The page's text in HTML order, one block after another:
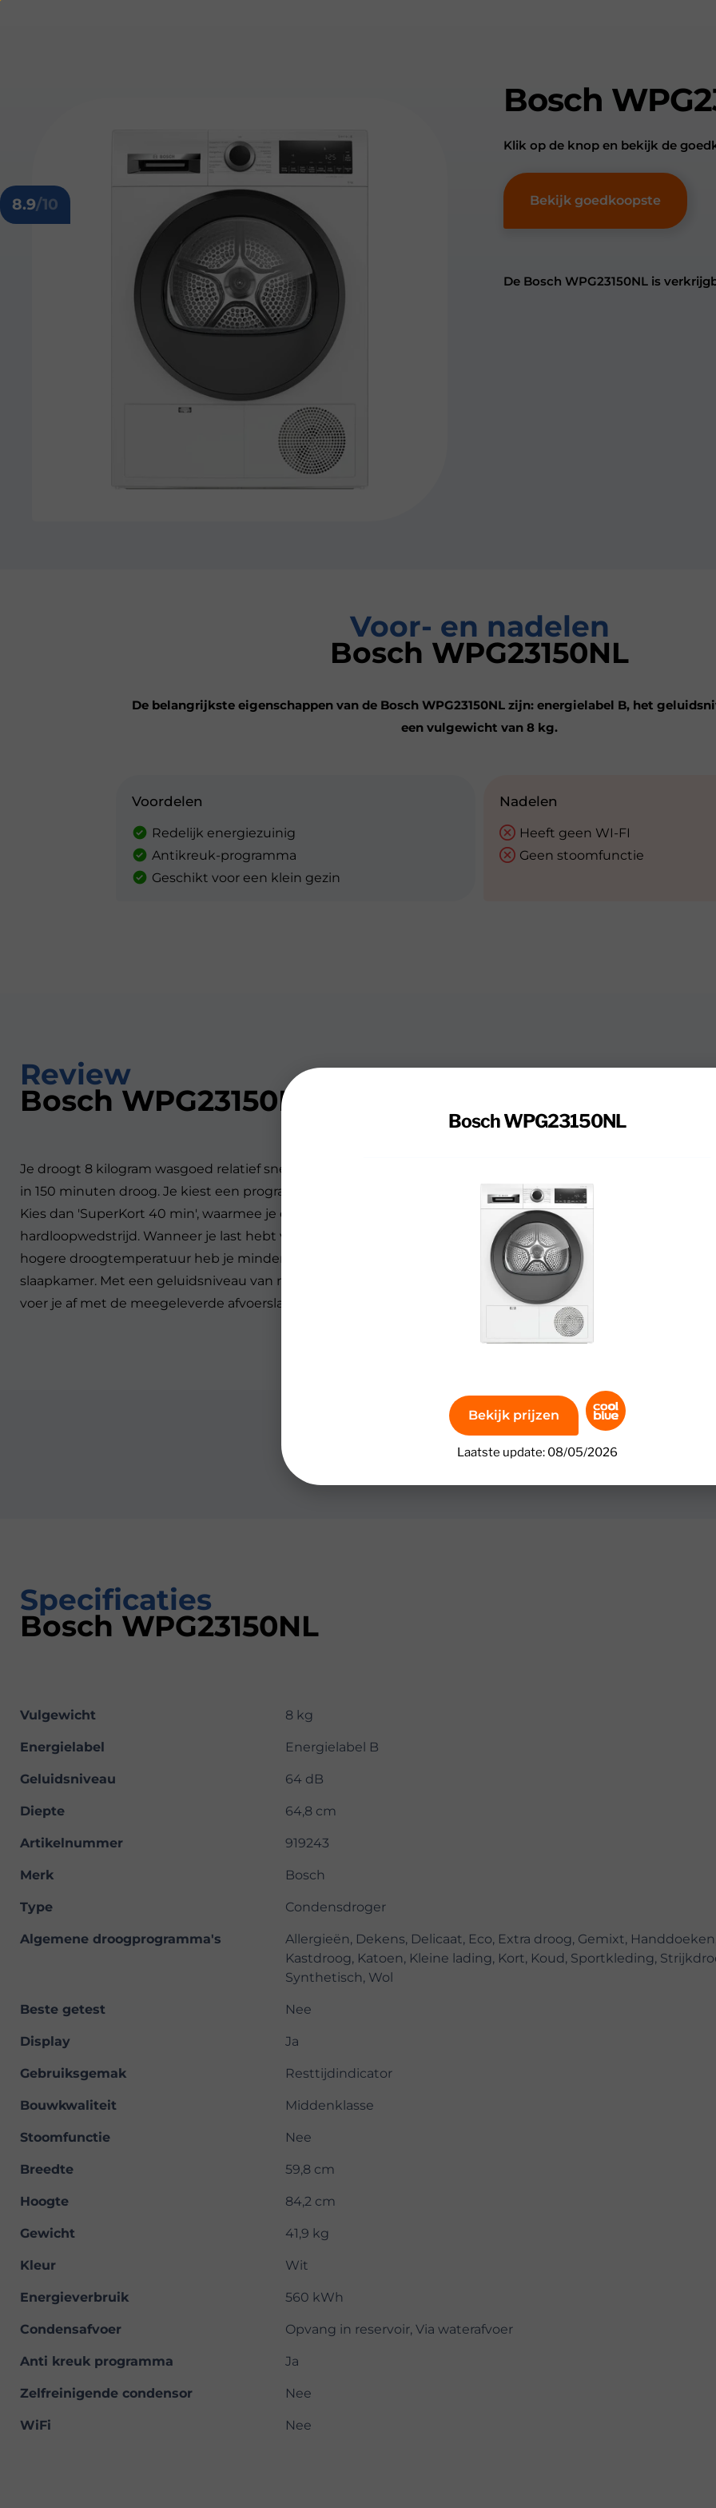
8.9/10
Bosch
Klik op de knop en bekijk de
Bekijk goedkoopste
De Bosch WPG23150NL is
Voor- en nadelen
Bosch WPG23150NL
De belangrijkste eigenschappen van de Bosch WPG23150NL zijn: energielabel B, het
een vulgewicht van 8 kg.
Voordelen
Redelijk energiezuinig
Antikreuk-programma
Geschikt voor een klein gezin
Nadelen
Heeft geen WI-FI
Geen stoomfunctie
Review
Bosch WPG23150NL
Je droogt 8 kilogram wasgoed relatief snel met de Bosch WPG23150NL. Een volle trommel is met deze
in 150 minuten droog. Je kiest een programma voor bijvoorbeeld katoen, handdoeken of dekens. Heb je veel
Kies dan 'SuperKort 40 min', waarmee je enkele shirts binnen 40 minuten droogt. Zo ben je op tijd klaar voor
hardloopwedstrijd. Wanneer je last hebt van dierenharen of pollen, droog je je wasgoed met 'AllergiePlus'.
hogere droogtemperatuur heb je minder last van huidirritatie. Je zet de wasdroger gerust vlak bij je
slaapkamer. Met een geluidsniveau van maximaal 64 decibel heb je weinig last van lawaai. Het vocht uit je
voer je af met de meegeleverde afvoerslang.
Specificaties
Bosch WPG23150NL
Vulgewicht 8 kg
Energielabel Energielabel B
Geluidsniveau 64 dB
Diepte 64,8 cm
Artikelnummer 919243
Merk Bosch
Type Condensdroger
Algemene droogprogramma's
Allergieën, Dekens, Delicaat, Eco, Extra droog, Gemixt,
Kastdroog, Katoen, Kleine lading, Kort, Koud, Sportkleding,
Synthetisch, Wol
Beste getest Nee
Display Ja
Gebruiksgemak Resttijdindicator
Bouwkwaliteit Middenklasse
Stoomfunctie Nee
Breedte 59,8 cm
Hoogte 84,2 cm
Gewicht 41,9 kg
Kleur Wit
Energieverbruik 560 kWh
Condensafvoer Opvang in reservoir, Via waterafvoer
Anti kreuk programma Ja
Zelfreinigende condensor Nee
WiFi Nee
Bosch WPG23150NL
Bekijk prijzen
Laatste update: 08/05/2026